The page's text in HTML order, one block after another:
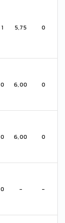
1 5,75 0
0 6,00 0
0 6,00 0
0 - -